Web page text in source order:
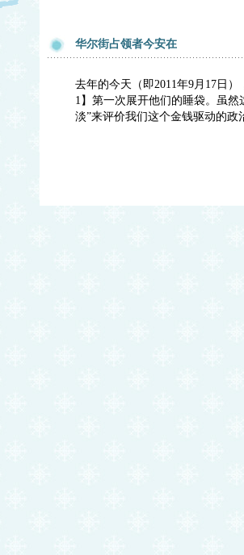
华尔街占领者今安在
去年的今天（即2011年9月17日
1】第一次展开他们的睡袋。虽
淡”来评价我们这个金钱驱动的